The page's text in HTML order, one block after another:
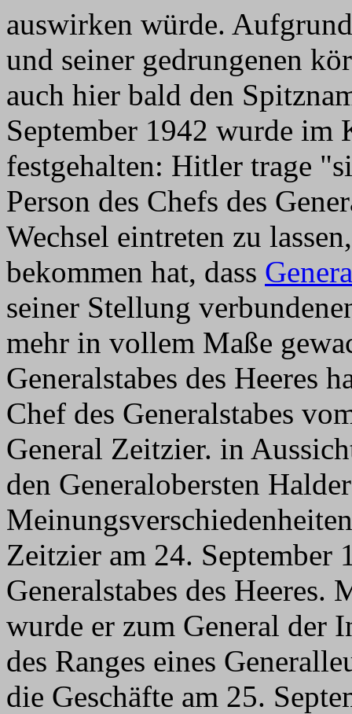
auswirken würde.
und seiner gedrungenen
auch hier bald den
September 1942 wurde im
festgehalten: Hitler trage
Person des Chefs des
Wechsel eintreten zu
bekommen hat, dass
seiner Stellung
mehr in vollem Maße
Generalstabes des Heeres
Chef des Generalstabes
General Zeitzier. in
den Generalobersten
Zeitzier am 24. September
Generalstabes des
wurde er zum General der
des Ranges eines
die Geschäfte am 25.